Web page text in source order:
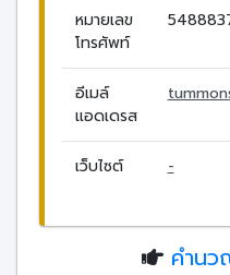
หมายเลข
โทรศัพท์
อีเมล์
แอดเดรส
เว็บไซต์ -
คำนว